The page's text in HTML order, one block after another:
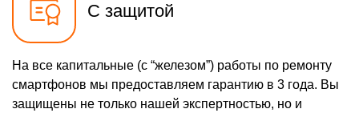
С защитой
На все капитальные (с “железом”) работы по ремонту
смартфонов мы предоставляем гарантию в 3 года. Вы
защищены не только нашей экспертностью, но и